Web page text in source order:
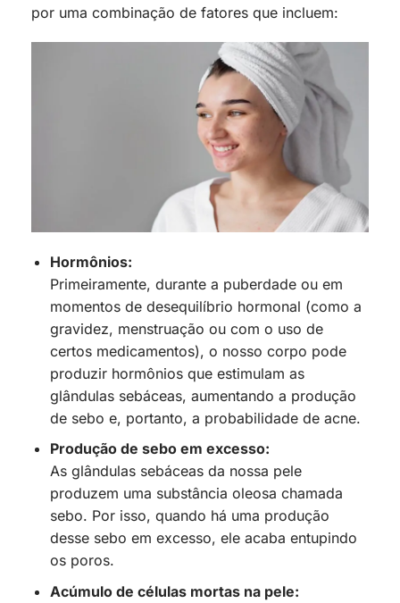
por uma combinação de fatores que incluem:
Hormônios:
Primeiramente, durante a puberdade ou em
momentos de desequilíbrio hormonal (como a
gravidez, menstruação ou com o uso de
certos medicamentos), o nosso corpo pode
produzir hormônios que estimulam as
glândulas sebáceas, aumentando a produção
de sebo e, portanto, a probabilidade de acne.
Produção de sebo em excesso:
As glândulas sebáceas da nossa pele
produzem uma substância oleosa chamada
sebo. Por isso, quando há uma produção
desse sebo em excesso, ele acaba entupindo
os poros.
Acúmulo de células mortas na pele: